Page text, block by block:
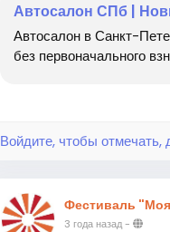
общем-то все упираться
же его бюджет.
пожелания. Некоторые
определитесь - что вам
Как найти проверенный
Вы можете изучить
Автосалон СПб |
Автосалон в Санкт-
без первоначального
Войдите, чтобы отмечать,
Фестиваль
3 года назад-